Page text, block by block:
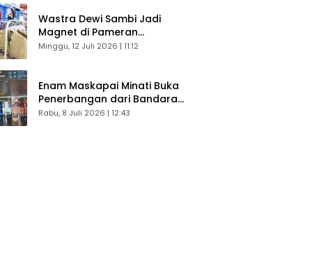
Wastra Dewi Sambi Jadi
Magnet di Pameran
Dekranasda, Banyak Diminati
Minggu, 12 Juli 2026 | 11:12
Enam Maskapai Minati Buka
Penerbangan dari Bandara
Husein Sastranegara
Rabu, 8 Juli 2026 | 12:43